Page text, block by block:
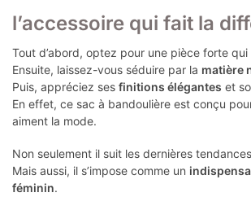
l’accessoire qui fait la
Tout d’abord, optez pour une pièce forte
Ensuite, laissez-vous séduire par la matière
Puis, appréciez ses finitions élégantes et
En effet, ce sac à bandoulière est conçu
aiment la mode.
Non seulement il suit les dernières
Mais aussi, il s’impose comme un
féminin.